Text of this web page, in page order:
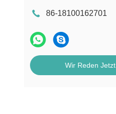
86-18100162701
Wir Reden Jetzt.